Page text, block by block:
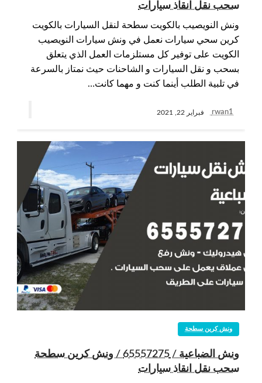
سحب نقل انقاذ سيارات
ونش النويصيب بالكويت سطحة لنقل السيارات بالكويت
كرين سحي سيارات نعمل في ونش سيارات النويصيب
الكويت على توفير كل مستلزمات العمل الذي يتعلق
بسحب و نقل السيارات و الشاحنات حيث نمتاز بالسرعة
في تلبية الطلب أينما كنت و مهما كانت…
rwan1 فبراير 22, 2021
ونش كرين سطحة
ونش الضباعية / 65557275 / ونش كرين سطحة
سحب نقل انقاذ سيارات